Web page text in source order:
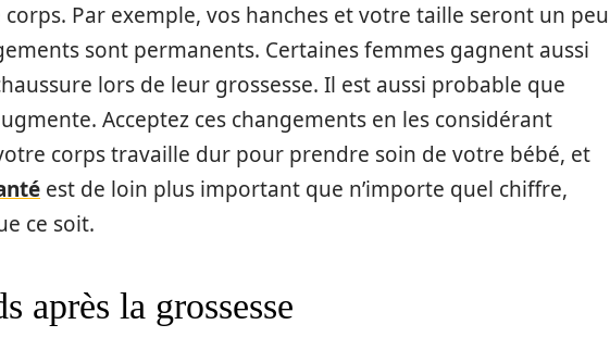
Par exemple, vos hanches et votre taille seront un peu
sont permanents. Certaines femmes gagnent aussi
lors de leur grossesse. Il est aussi probable que
Acceptez ces changements en les considérant
corps travaille dur pour prendre soin de votre bébé, et
est de loin plus important que n’importe quel chiffre,
ce soit.
après la grossesse